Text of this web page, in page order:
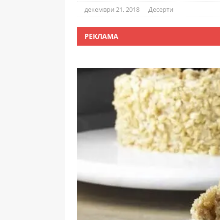
декември 21, 2018 Десерти
РЕКЛАМА